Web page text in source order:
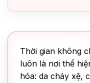
Thời gian không
luôn là nơi thể
hóa: da chảy xệ,